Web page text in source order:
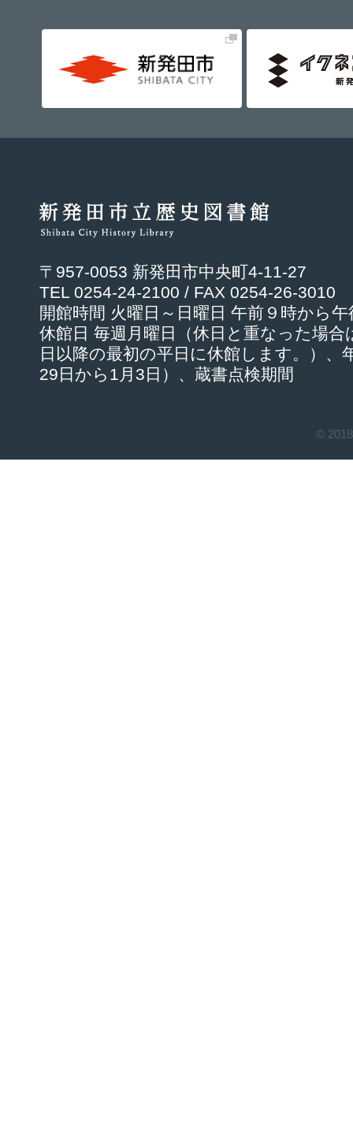
〒957-0053 新発田市中央町4-11-27
TEL 0254-24-2100 / FAX 0254-26-3010
開館時間 火曜日～日曜日 午前９時から
休館日 毎週月曜日（休日と重なった場合
日以降の最初の平日に休館します。）、
29日から1月3日）、蔵書点検期間
©